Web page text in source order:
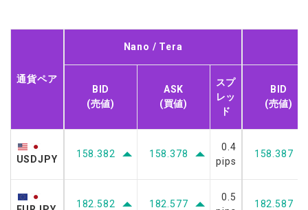
通貨ペア
Nano / Tera
BID
(売値)
ASK
(買値)
スプ
レッ
ド
BID
(売値)
USDJPY 158.382 158.378
0.4
pips
158.387
182.582 182.577
0.5
182.587